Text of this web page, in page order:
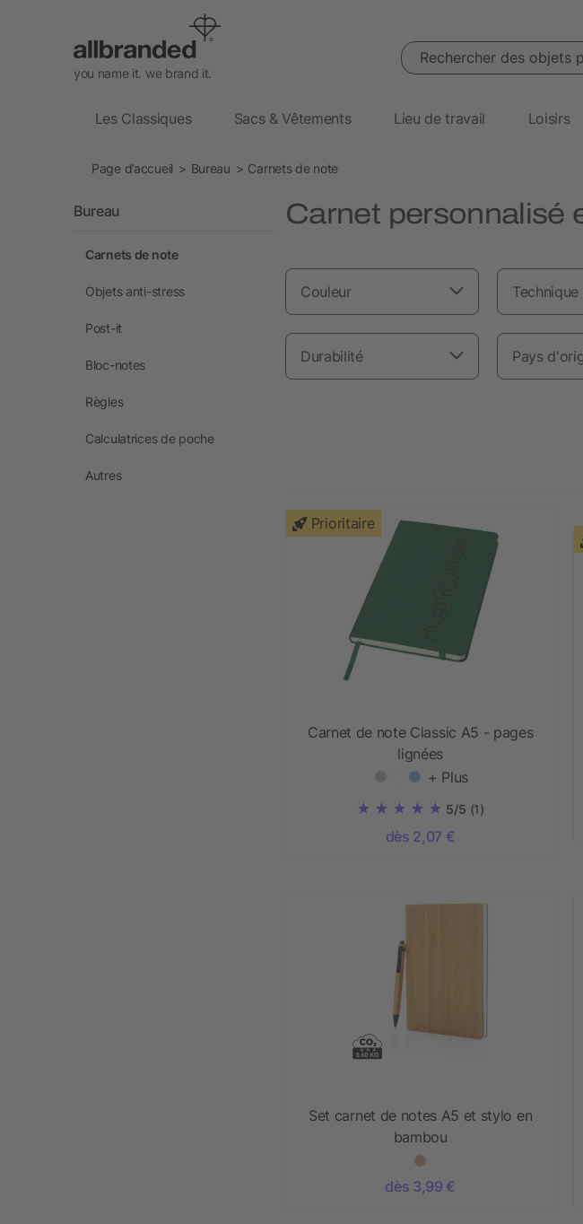
you name it. we brand it.
Rechercher des objets
Les Classiques Sacs & Vêtements Lieu de travail Loisirs
Page d’accueil Bureau Carnets de note
Carnet personnalisé
Couleur
Durabilité Pays
Prioritaire
Carnet de note Classic A5 - pages
lignées
+ Plus
5/5 (1)
dès 2,07 €
Set carnet de notes A5 et stylo en
bambou
dès 3,99 €
Bureau
Carnets de note
Objets anti-stress
Post-it
Bloc-notes
Règles
Calculatrices de poche
Autres